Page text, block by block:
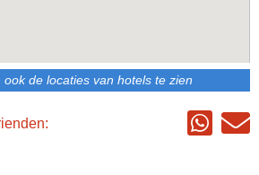
ook de locaties van hotels te zien